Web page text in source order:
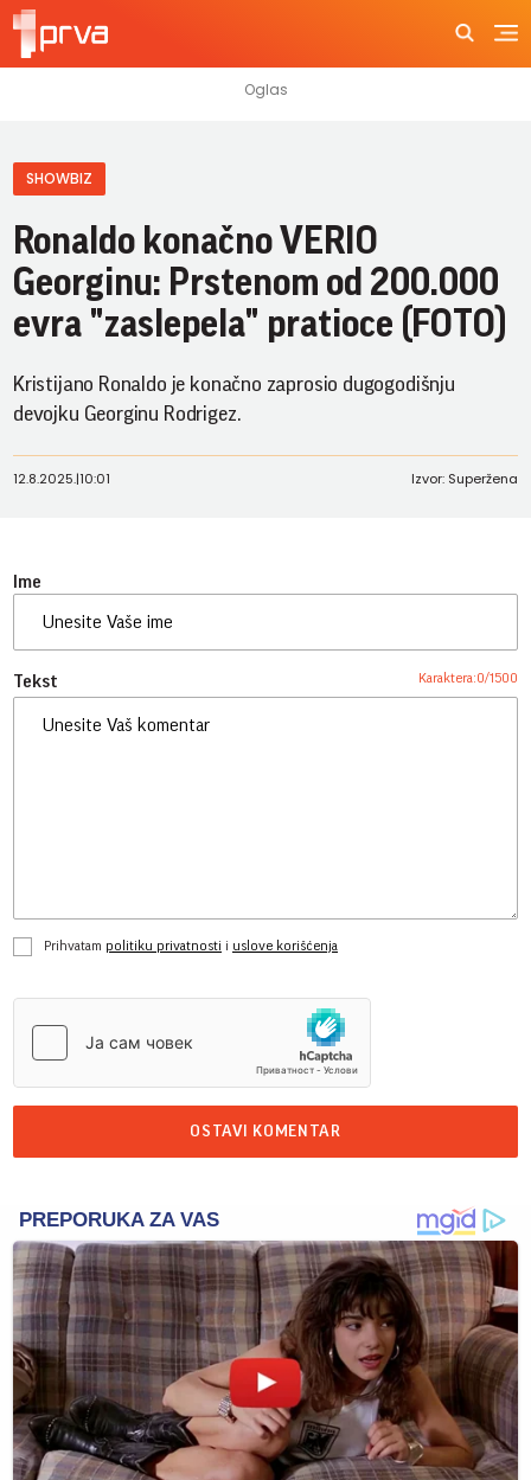
SHOWBIZ
Ronaldo konačno VERIO
Georginu: Prstenom od 200.000
evra "zaslepela" pratioce (FOTO)
Kristijano Ronaldo je konačno zaprosio dugogodišnju
devojku Georginu Rodrigez.
12.8.2025.|10:01 Izvor: Superžena
Ime
Tekst Karaktera:0/1500
Prihvatam politiku privatnosti i uslove korišćenja
OSTAVI KOMENTAR